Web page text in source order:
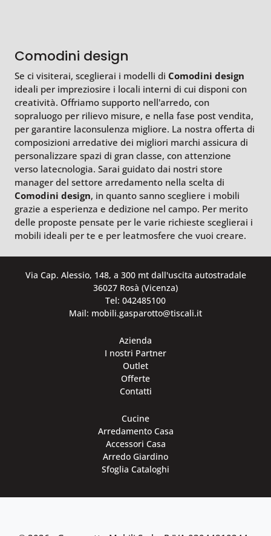
Comodini design
Se ci visiterai, sceglierai i modelli di Comodini design
ideali per impreziosire i locali interni di cui disponi con
creatività. Offriamo supporto nell'arredo, con
sopraluogo per rilievo misure, e nella fase post vendita,
per garantire laconsulenza migliore. La nostra offerta di
composizioni arredative dei migliori marchi assicura di
personalizzare spazi di gran classe, con attenzione
verso latecnologia. Sarai guidato dai nostri store
manager del settore arredamento nella scelta di
Comodini design, in quanto sanno scegliere i mobili
grazie a esperienza e dedizione nel campo. Per merito
delle proposte pensate per le varie richieste sceglierai i
mobili ideali per te e per leatmosfere che vuoi creare.
Via Cap. Alessio, 148, a 300 mt dall'uscita autostradale
36027 Rosà (Vicenza)
Tel: 042485100
Mail: mobili.gasparotto@tiscali.it
Azienda
I nostri Partner
Outlet
Offerte
Contatti
Cucine
Arredamento Casa
Accessori Casa
Arredo Giardino
Sfoglia Cataloghi